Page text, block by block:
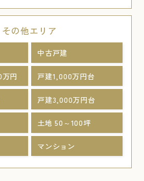
その他エリア
中古戸建
円 戸建1,000万円台
戸建3,000万円台
土地 50～100坪
マンション